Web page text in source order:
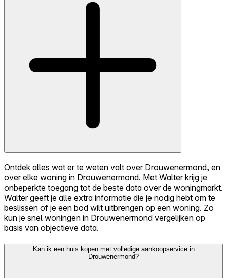
Ontdek alles wat er te weten valt over Drouwenermond, en
over elke woning in Drouwenermond. Met Walter krijg je
onbeperkte toegang tot de beste data over de woningmarkt.
Walter geeft je alle extra informatie die je nodig hebt om te
beslissen of je een bod wilt uitbrengen op een woning. Zo
kun je snel woningen in Drouwenermond vergelijken op
basis van objectieve data.
Kan ik een huis kopen met volledige aankoopservice in
Drouwenermond?